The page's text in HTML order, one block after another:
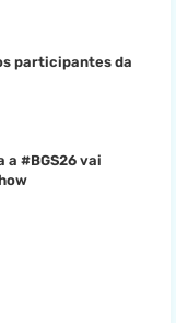
participantes da
a #BGS26 vai